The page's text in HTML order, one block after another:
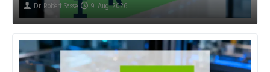
Dr. Robert Sasse 9. Aug. 2026